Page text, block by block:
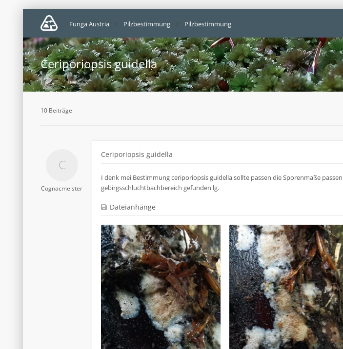
Funga Austria Pilzbestimmung Pilzbestimmung
Ceriporiopsis guidella
10 Beiträge
Cognacmeister
Ceriporiopsis guidella
I denk mei Bestimmung ceriporiopsis guidella sollte passen die Sporenmaße
gebirgsschluchtbachbereich gefunden lg.
Dateianhänge